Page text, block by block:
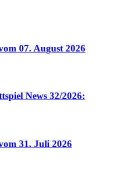
07. August 2026
News 32/2026:
31. Juli 2026